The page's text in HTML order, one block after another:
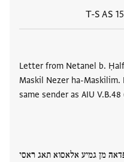
T-S AS
Letter from Netanel b.
Maskil Nezer ha-Maskilim.
same sender as AIU
מן גמיע אלאסוא תאג ראסי